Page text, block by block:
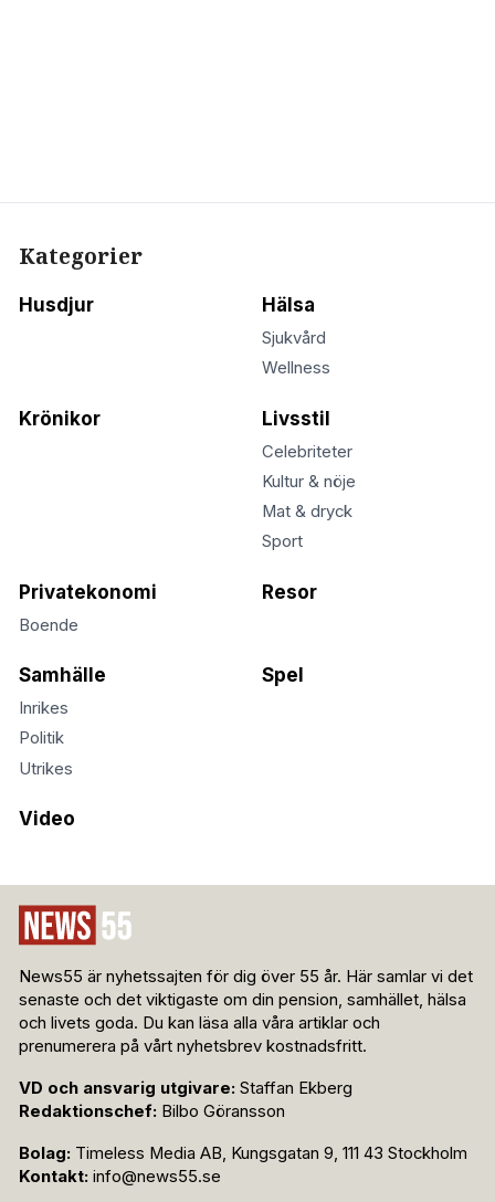
Kategorier
Husdjur Hälsa
Sjukvård
Wellness
Krönikor Livsstil
Celebriteter
Kultur & nöje
Mat & dryck
Sport
Privatekonomi
Boende
Resor
Samhälle
Inrikes
Politik
Utrikes
Spel
Video
News55 är nyhetssajten för dig över 55 år. Här samlar vi det
senaste och det viktigaste om din pension, samhället, hälsa
och livets goda. Du kan läsa alla våra artiklar och
prenumerera på vårt nyhetsbrev kostnadsfritt.
VD och ansvarig utgivare: Staffan Ekberg
Redaktionschef: Bilbo Göransson
Bolag: Timeless Media AB, Kungsgatan 9, 111 43 Stockholm
Kontakt: info@news55.se